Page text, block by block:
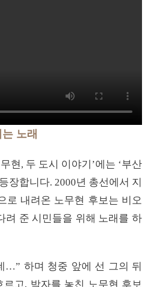
노래
현, 두 도시 이야기’에는 ‘부산
장합니다. 2000년 총선에서 지
로 내려온 노무현 후보는 비오
려 준 시민들을 위해 노래를 하
…” 하며 청중 앞에 선 그의 뒤
르고, 박자를 놓친 노무현 후보